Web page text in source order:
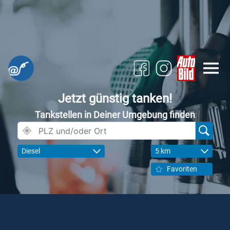
Jetzt günstig tanken!
Tankstellen in Deiner Umgebung finden
Diesel 5 km
Favoriten